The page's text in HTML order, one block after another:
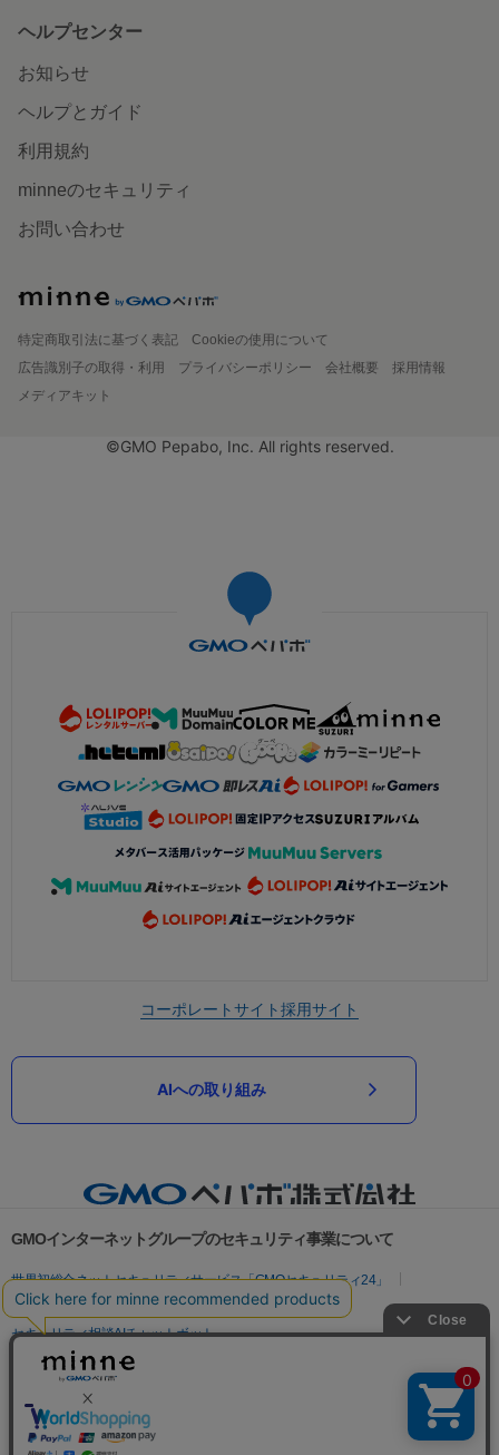
ヘルプセンター
お知らせ
ヘルプとガイド
利用規約
minneのセキュリティ
お問い合わせ
特定商取引法に基づく表記
Cookieの使用について
広告識別子の取得・利用
プライバシーポリシー 会社概要
採用情報
メディアキット
©GMO Pepabo, Inc. All rights reserved.
コーポレートサイト採用サイト
AIへの取り組み
GMOインターネットグループのセキュリティ事業について
世界初総合ネットセキュリティサービス「GMOセキュリティ24」
パスワード漏洩診断
Webサイトリスク診断
セキュリティ相談AIチャットボット
実在証明・盗聴対策
サイバー攻撃対策（GMO Flatt Security）
セキュリティ事業の軌跡